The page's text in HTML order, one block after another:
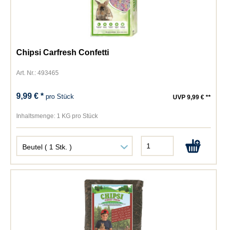
Chipsi Carfresh Confetti
Art. Nr.: 493465
9,99 € *pro Stück UVP 9,99 € **
Inhaltsmenge: 1 KG pro Stück